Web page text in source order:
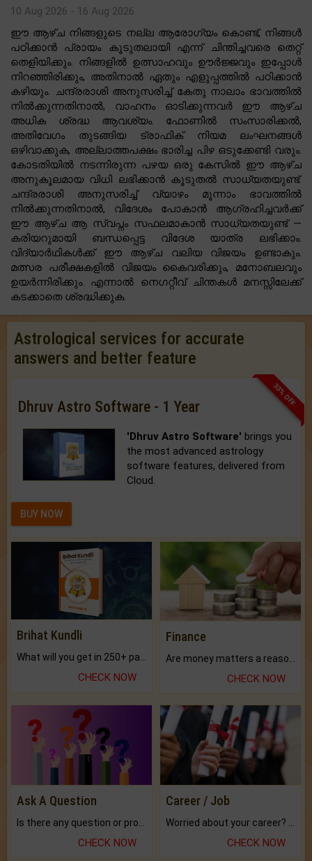
10 Aug 2026 - 16 Aug 2026
ഈ ആഴ്ച നിങ്ങളുടെ നല്ല ആരോഗ്യം കൊണ്ട്, നിങ്ങൾ
പഠിക്കാൻ പ്രായം കൂടുതലായി എന്ന് ചിന്തിച്ചവരെ തെറ്റ്
തെളിയിക്കും. നിങ്ങളിൽ ഉത്സാഹവും ഊർജ്ജവും ഇപ്പോൾ
നിറഞ്ഞിരിക്കും, അതിനാൽ ഏതും എളുപ്പത്തിൽ പഠിക്കാൻ
കഴിയും. ചന്ദ്രരാശി അനുസരിച്ച് കേതു നാലാം ഭാവത്തിൽ
നിൽക്കുന്നതിനാൽ, വാഹനം ഓടിക്കുന്നവർ ഈ ആഴ്ച
അധിക ശ്രദ്ധ ആവശ്യം. ഫോണിൽ സംസാരിക്കൽ,
അതിവേഗം തുടങ്ങിയ ട്രാഫിക് നിയമ ലംഘനങ്ങൾ
ഒഴിവാക്കുക, അല്ലാത്തപക്ഷം ഭാരിച്ച പിഴ ഒടുക്കേണ്ടി വരും.
കോടതിയിൽ നടന്നിരുന്ന പഴയ ഒരു കേസിൽ ഈ ആഴ്ച
അനുകൂലമായ വിധി ലഭിക്കാൻ കൂടുതൽ സാധ്യതയുണ്ട്.
ചന്ദ്രരാശി അനുസരിച്ച് വ്യാഴം മൂന്നാം ഭാവത്തിൽ
നിൽക്കുന്നതിനാൽ, വിദേശം പോകാൻ ആഗ്രഹിച്ചവർക്ക്
ഈ ആഴ്ച ആ സ്വപ്നം സഫലമാകാൻ സാധ്യതയുണ്ട് —
കരിയറുമായി ബന്ധപ്പെട്ട വിദേശ യാത്ര ലഭിക്കാം.
വിദ്യാർഥികൾക്ക് ഈ ആഴ്ച വലിയ വിജയം ഉണ്ടാകും.
മത്സര പരീക്ഷകളിൽ വിജയം കൈവരിക്കും, മനോബലവും
ഉയർന്നിരിക്കും. എന്നാൽ നെഗറ്റീവ് ചിന്തകൾ മനസ്സിലേക്ക്
കടക്കാതെ ശ്രദ്ധിക്കുക.
Astrological services for accurate
answers and better feature
33% OFF
Dhruv Astro Software - 1 Year
'Dhruv Astro Software' brings you
the most advanced astrology
software features, delivered from
Cloud.
BUY NOW
Brihat Kundli
CHECK NOW
Finance
CHECK NOW
Ask A Question
CHECK NOW
Career / Job
CHECK NOW